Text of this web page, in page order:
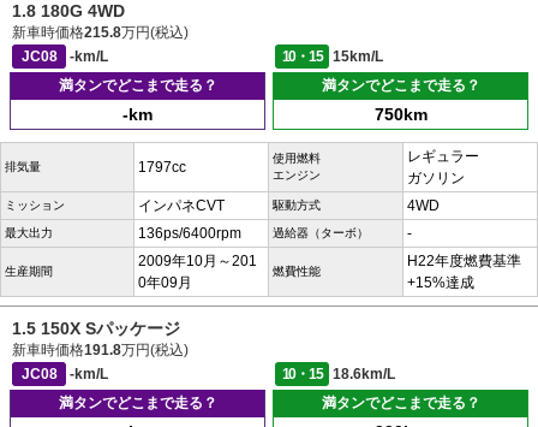
1.8 180G 4WD
新車時価格215.8万円(税込)
JC08
-km/L 10・15
15km/L
満タンでどこまで走る？
-km
満タンでどこまで走る？
750km
排気量 1797cc
使用燃料
エンジン
レギュラー
ガソリン
ミッション インパネCVT 駆動方式 4WD
最大出力 136ps/6400rpm 過給器（ターボ） -
生産期間
2009年10月～201
0年09月
燃費性能
H22年度燃費基準
+15%達成
1.5 150X Sパッケージ
新車時価格191.8万円(税込)
JC08
-km/L 10・15
18.6km/L
満タンでどこまで走る？
満タンでどこまで走る？